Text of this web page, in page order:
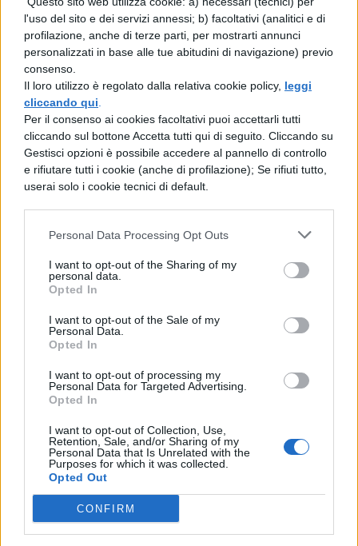
l'uso del sito e dei servizi annessi; b) facoltativi (analitici e di
profilazione, anche di terze parti, per mostrarti annunci
personalizzati in base alle tue abitudini di navigazione) previo
consenso.
Il loro utilizzo è regolato dalla relativa cookie policy, leggi
cliccando qui
Per il consenso ai cookies facoltativi puoi accettarli tutti
cliccando sul bottone Accetta tutti qui di seguito. Cliccando su
Gestisci opzioni è possibile accedere al pannello di controllo
e rifiutare tutti i cookie (anche di profilazione); Se rifiuti tutto,
userai solo i cookie tecnici di default.
Personal Data Processing Opt Outs
I want to opt-out of the Sharing of my
personal data.
Opted In
I want to opt-out of the Sale of my
Personal Data.
Opted In
I want to opt-out of processing my
Personal Data for Targeted Advertising.
Opted In
I want to opt-out of Collection, Use,
Retention, Sale, and/or Sharing of my
Personal Data that Is Unrelated with the
Purposes for which it was collected.
Opted Out
CONFIRM
Telephone
Applause
Come to Mama
The Edge of Glory
Born This Way
Bloody Mary
Angel Down
Joanne
Bad Romance
The Cure
Encore
Million Reasons
Concerto Lady Gaga in
Italia 2017: come